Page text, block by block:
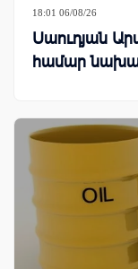
18:01 06/08/26
Սաուդյան
համար